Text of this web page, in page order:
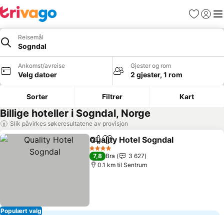
Favoritter
Logg
Reisemål
Sogndal
Ankomst/avreise
Velg datoer
Gjester og rom
2 gjester, 1 rom
Sorter Filtrer Kart
Billige hoteller i Sogndal, Norge
Slik påvirkes søkeresultatene av provisjon
Populært valg
Del Legg til i favoritter
Quality Hotel Sogndal
4 Stjerner
7,8 Bra
3 627
0.1 km til Sentrum